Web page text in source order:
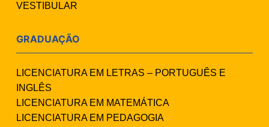
VESTIBULAR
GRADUAÇÃO
LICENCIATURA EM LETRAS – PORTUGUÊS E
INGLÊS
LICENCIATURA EM MATEMÁTICA
LICENCIATURA EM PEDAGOGIA